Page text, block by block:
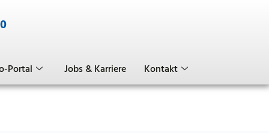
Portal Jobs & Karriere Kontakt